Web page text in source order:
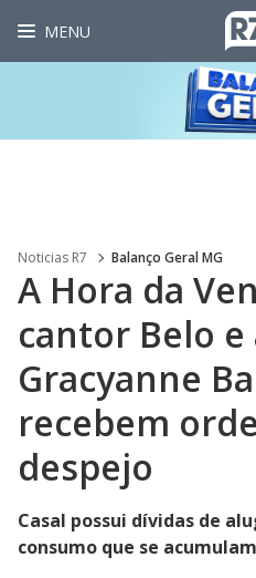
MENU
Noticias R7 Balanço Geral MG
A Hora da
cantor Belo e
Gracyanne
recebem
despejo
Casal possui dívidas de
consumo que se